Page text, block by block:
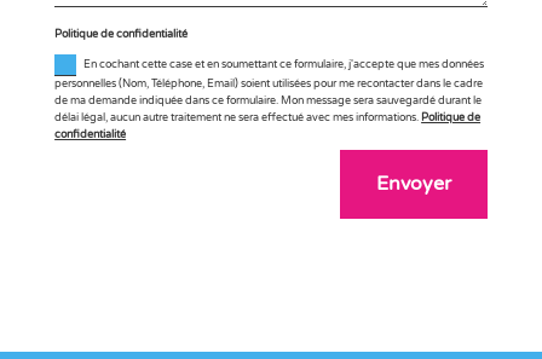
Politique de confidentialité
En cochant cette case et en soumettant ce formulaire, j'accepte que mes données
personnelles (Nom, Téléphone, Email) soient utilisées pour me recontacter dans le cadre
de ma demande indiquée dans ce formulaire. Mon message sera sauvegardé durant le
délai légal, aucun autre traitement ne sera effectué avec mes informations. Politique de
confidentialité
Envoyer